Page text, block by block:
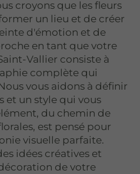
croyons que les fleurs
un lieu et de créer
d'émotion et de
en tant que votre
Vallier consiste à
complète qui
vous aidons à définir
et un style qui vous
du chemin de
est pensé pour
visuelle parfaite.
idées créatives et
de votre